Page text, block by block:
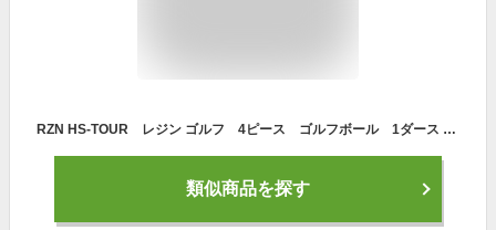
RZN HS-TOUR レジン ゴルフ 4ピース ゴルフボール 1ダース 12個入り ルール適合
類似商品を探す